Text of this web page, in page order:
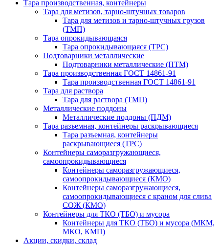
Тара производственная, контейнеры
Тара для метизов, тарно-штучных товаров
Тара для метизов и тарно-штучных грузов
(ТМП)
Тара опрокидывающаяся
Тара опрокидывающаяся (ТРС)
Подтоварники металлические
Подтоварники металлические (ПТМ)
Тара производственная ГОСТ 14861-91
Тара производственная ГОСТ 14861-91
Тара для раствора
Тара для раствора (ТМП)
Металлические поддоны
Металлические поддоны (ПДМ)
Тара разъемная, контейнеры раскрывающиеся
Тара разъемная, контейнеры
раскрывающиеся (ТРС)
Контейнеры саморазгружающиеся,
самоопрокидывающиеся
Контейнеры саморазгружающиеся,
самоопрокидывающиеся (КМО)
Контейнеры саморазгружающиеся,
самоопрокидывающиеся с краном для слива
СОЖ (КМО)
Контейнеры для ТКО (ТБО) и мусора
Контейнеры для ТКО (ТБО) и мусора (МКМ,
МКО, КМП)
Акции, скидки, склад